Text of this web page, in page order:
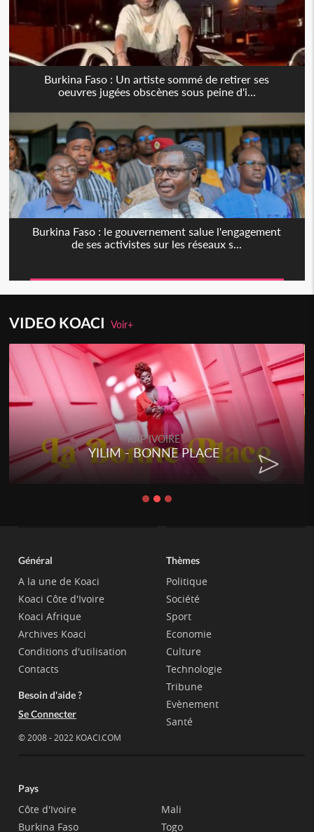
Burkina Faso : Un artiste sommé de retirer ses
oeuvres jugées obscènes sous peine d'i...
Burkina Faso : le gouvernement salue l'engagement
de ses activistes sur les réseaux s...
VIDEO KOACIVoir+
RAP IVOIRE
YILIM - BONNE PLACE
Général
A la une de Koaci
Koaci Côte d'Ivoire
Koaci Afrique
Archives Koaci
Conditions d'utilisation
Contacts
Besoin d'aide ?
Se Connecter
© 2008 - 2022 KOACI.COM
Thèmes
Politique
Société
Sport
Economie
Culture
Technologie
Tribune
Evènement
Santé
Pays
Côte d'Ivoire
Burkina Faso
Mali
Togo